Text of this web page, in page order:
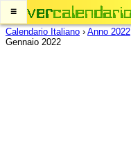
≡
Calendario Italiano › Anno 2022
Gennaio 2022